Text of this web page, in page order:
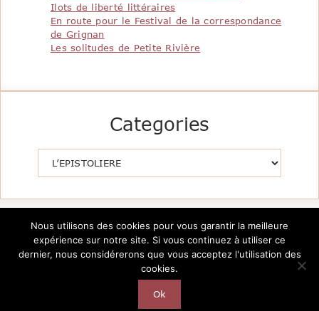
Ilots de liberté littéraires
En route pour le Festival de la correspondance
de Grignan
Les solitudes de Petite Rivière
Categories
Copyright @2026 Le Pavillon de la Littérature -
CréationAutarTICa
Nous utilisons des cookies pour vous garantir la meilleure
expérience sur notre site. Si vous continuez à utiliser ce
dernier, nous considérerons que vous acceptez l'utilisation des
cookies.
Ok